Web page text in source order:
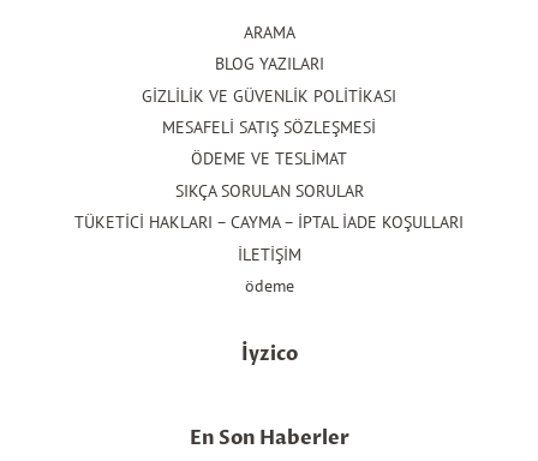
ARAMA
BLOG YAZILARI
GİZLİLİK VE GÜVENLİK POLİTİKASI
MESAFELİ SATIŞ SÖZLEŞMESİ
ÖDEME VE TESLİMAT
SIKÇA SORULAN SORULAR
TÜKETİCİ HAKLARI – CAYMA – İPTAL İADE KOŞULLARI
İLETİŞİM
ödeme
İyzico
En Son Haberler